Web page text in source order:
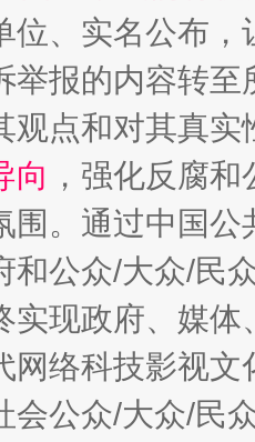
谢
位、实名公布
举报的内容转
观点和对其真实
向 ，强化反腐
围。通过中国
和公众/大众/民
实现政府、媒
网络科技影视
会公众/大众/民